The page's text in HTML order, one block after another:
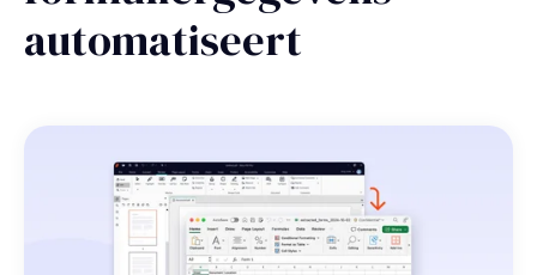
automatiseert